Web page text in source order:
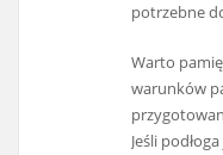
potrzebne
Warto
warunków
Jeśli